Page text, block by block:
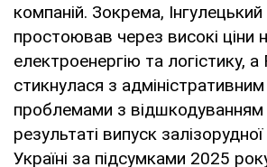
компаній. Зокрема,
простоював через високі ціни
електроенергію та логістику,
стикнулася з
проблемами з
результаті випуск залізорудної
Україні за підсумками 2025